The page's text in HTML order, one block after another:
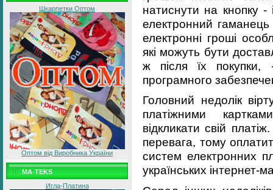
Шкарпетки Оптом
Оптом від Виробника України
MA-TEKS
Игла-Платина
натиснути на кнопку
електронний
електронні гроші
які можуть бути
ж після їх покупки,
програмного
Головний недолік
платіжними
відкликати свій
перевага, тому
систем електронних
українських інтернет-